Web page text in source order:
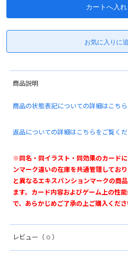
商品説明
商品の状態表記についての詳細はこち
返品についての詳細はこちらをご覧く
※同名・同イラスト・同効果のカード
ンマーク違いの在庫を共通管理してお
と異なるエキスパンションマークの商
ます。カード内容およびゲーム上の性
で、あらかじめご了承の上ご購入くださ
レビュー （ 0 ）